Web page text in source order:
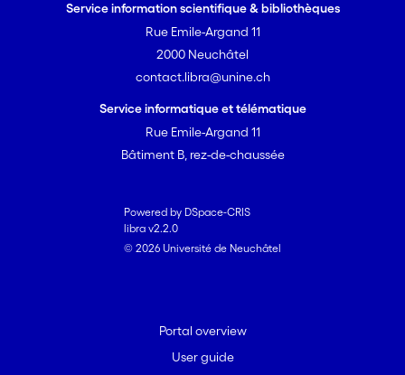
Service information scientifique & bibliothèques
Rue Emile-Argand 11
2000 Neuchâtel
contact.libra@unine.ch
Service informatique et télématique
Rue Emile-Argand 11
Bâtiment B, rez-de-chaussée
Powered by DSpace-CRIS
libra v2.2.0
© 2026 Université de Neuchâtel
Portal overview
User guide